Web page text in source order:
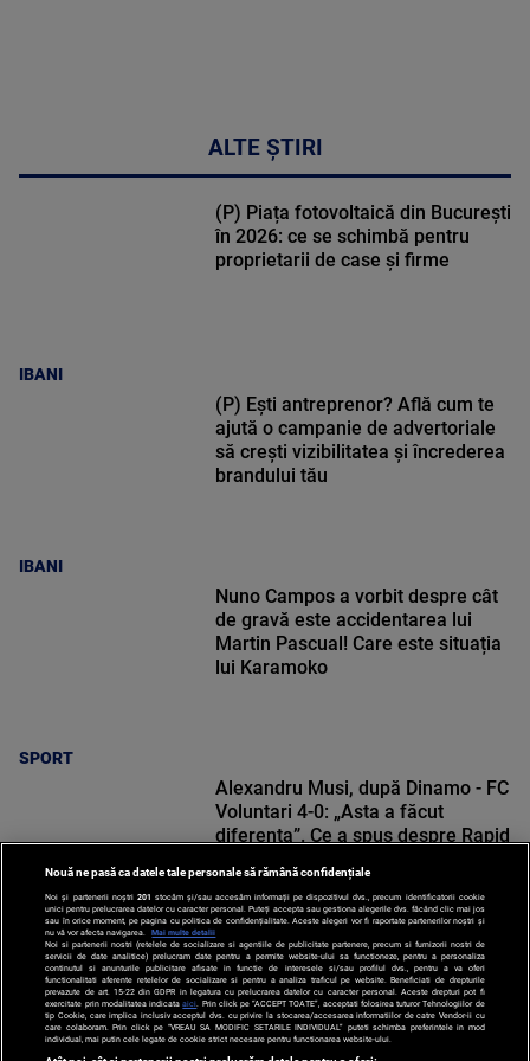
ALTE ȘTIRI
IBANI
(P) Piața fotovoltaică din București
în 2026: ce se schimbă pentru
proprietarii de case și firme
IBANI
(P) Ești antreprenor? Află cum te
ajută o campanie de advertoriale
să crești vizibilitatea și încrederea
brandului tău
SPORT
Nuno Campos a vorbit despre cât
de gravă este accidentarea lui
Martin Pascual! Care este situația
lui Karamoko
SPORT
Alexandru Musi, după Dinamo - FC
Voluntari 4-0: „Asta a făcut
diferența”. Ce a spus despre Rapid
Nouă ne pasă ca datele tale personale să rămână confidențiale
Noi și partenerii noștri 201 stocăm și/sau accesăm informații pe dispozitivul dvs., precum identificatorii cookie
unici pentru prelucrarea datelor cu caracter personal. Puteți accepta sau gestiona alegerile dvs. făcând clic mai jos
sau în orice moment, pe pagina cu politica de confidențialitate. Aceste alegeri vor fi raportate partenerilor noștri și
nu vă vor afecta navigarea.
Mai multe detalii
Noi si partenerii nostri (retelele de socializare si agentiile de publicitate partenere, precum si furnizorii nostri de
servicii de date analitice) prelucram date pentru a permite website-ului sa functioneze, pentru a personaliza
continutul si anunturile publicitare afisate in functie de interesele si/sau profilul dvs., pentru a va oferi
functionalitati aferente retelelor de socializare si pentru a analiza traficul pe website. Beneficiati de drepturile
prevazute de art. 15-22 din GDPR in legatura cu prelucrarea datelor cu caracter personal. Aceste drepturi pot fi
exercitate prin modalitatea indicataaici . Prin click pe “ACCEPT TOATE”, acceptati folosirea tuturor Tehnologiilor de
tip Cookie, care implica inclusiv acceptul dvs. cu privire la stocarea/accesarea informatiilor de catre Vendor-ii cu
care colaboram. Prin click pe “VREAU SA MODIFIC SETARILE INDIVIDUAL” puteti schimba preferintele in mod
individual, mai putin cele legate de cookie strict necesare pentru functionarea website-ului.